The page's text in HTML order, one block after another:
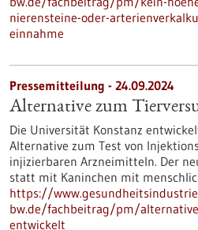
nierensteine-oder-
einnahme
Pressemitteilung - 24.09.2024
Alternative zum
Die Universität Konstanz
Alternative zum Test von
injizierbaren Arzneimitteln. Der
statt mit Kaninchen mit
https://
bw.de/fachbeitrag/pm/
entwickelt